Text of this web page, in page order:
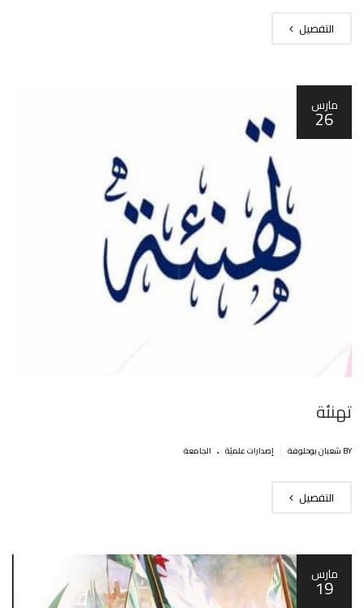
التفصيل
مارس
26
تهنئة
BY شعبان بوحلوفة إصدارات علميّة . الجامعة
التفصيل
مارس
19